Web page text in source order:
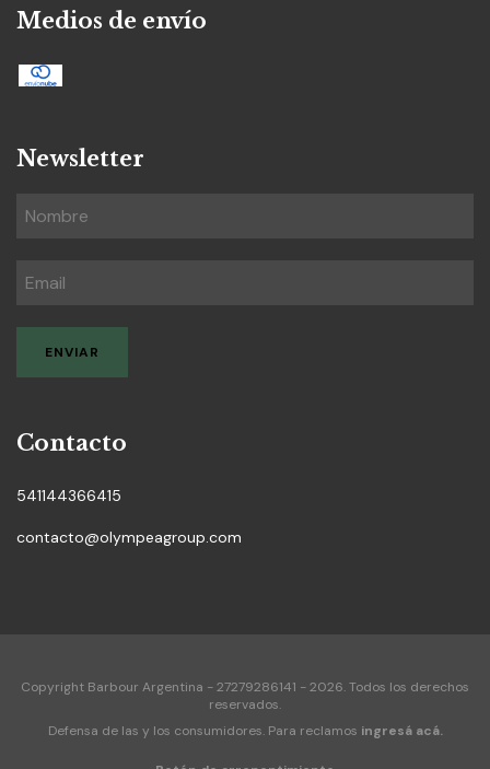
Medios de envío
Newsletter
Contacto
541144366415
contacto@olympeagroup.com
Copyright Barbour Argentina - 27279286141 - 2026. Todos los derechos
reservados.
Defensa de las y los consumidores. Para reclamos ingresá acá.